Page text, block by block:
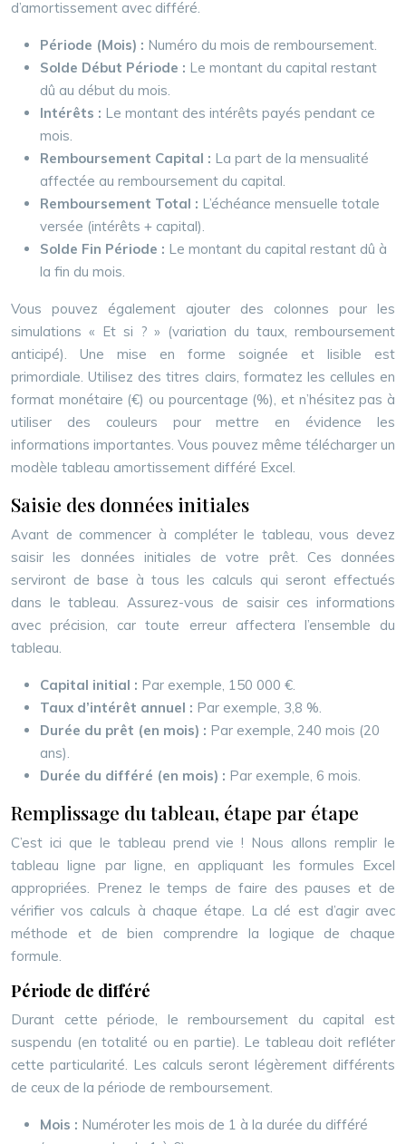
d’amortissement avec différé.
Période (Mois) : Numéro du mois de remboursement.
Solde Début Période : Le montant du capital restant
dû au début du mois.
Intérêts : Le montant des intérêts payés pendant ce
mois.
Remboursement Capital : La part de la mensualité
affectée au remboursement du capital.
Remboursement Total : L’échéance mensuelle totale
versée (intérêts + capital).
Solde Fin Période : Le montant du capital restant dû à
la fin du mois.
Vous pouvez également ajouter des colonnes pour les
simulations « Et si ? » (variation du taux, remboursement
anticipé). Une mise en forme soignée et lisible est
primordiale. Utilisez des titres clairs, formatez les cellules en
format monétaire (€) ou pourcentage (%), et n’hésitez pas à
utiliser des couleurs pour mettre en évidence les
informations importantes. Vous pouvez même télécharger un
modèle tableau amortissement différé Excel.
Saisie des données initiales
Avant de commencer à compléter le tableau, vous devez
saisir les données initiales de votre prêt. Ces données
serviront de base à tous les calculs qui seront effectués
dans le tableau. Assurez-vous de saisir ces informations
avec précision, car toute erreur affectera l’ensemble du
tableau.
Capital initial : Par exemple, 150 000 €.
Taux d’intérêt annuel : Par exemple, 3,8 %.
Durée du prêt (en mois) : Par exemple, 240 mois (20
ans).
Durée du différé (en mois) : Par exemple, 6 mois.
Remplissage du tableau, étape par étape
C’est ici que le tableau prend vie ! Nous allons remplir le
tableau ligne par ligne, en appliquant les formules Excel
appropriées. Prenez le temps de faire des pauses et de
vérifier vos calculs à chaque étape. La clé est d’agir avec
méthode et de bien comprendre la logique de chaque
formule.
Période de différé
Durant cette période, le remboursement du capital est
suspendu (en totalité ou en partie). Le tableau doit refléter
cette particularité. Les calculs seront légèrement différents
de ceux de la période de remboursement.
Mois : Numéroter les mois de 1 à la durée du différé